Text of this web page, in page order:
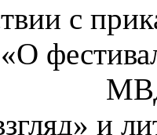
с
и